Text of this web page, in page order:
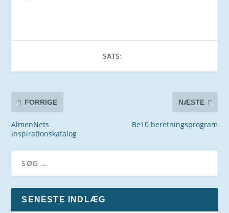
SATS:
FORRIGE
AlmenNets
inspirationskatalog
NÆSTE
Be10 beretningsprogram
SENESTE INDLÆG